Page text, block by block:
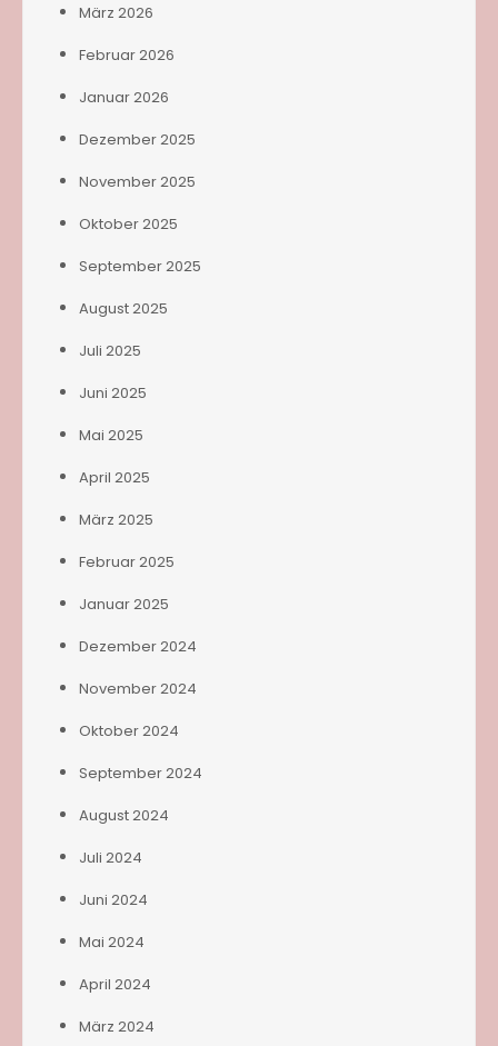
März 2026
Februar 2026
Januar 2026
Dezember 2025
November 2025
Oktober 2025
September 2025
August 2025
Juli 2025
Juni 2025
Mai 2025
April 2025
März 2025
Februar 2025
Januar 2025
Dezember 2024
November 2024
Oktober 2024
September 2024
August 2024
Juli 2024
Juni 2024
Mai 2024
April 2024
März 2024